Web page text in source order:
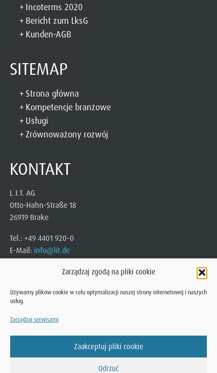
Zarządzaj zgodą na pliki cookie
Używamy plików cookie w celu optymalizacji naszej strony internetowej i naszych
usług.
Zarządzaj serwisami
Zaakceptuj pliki cookie
Odrzuć
Incoterms 2020
Bericht zum LksG
Kunden-AGB
SITEMAP
Strona główna
Kompetencje branżowe
Usługi
Zrównoważony rozwój
KONTAKT
L.I.T. AG
Otto-Hahn-Straße 18
26919 Brake
Tel.: +49 4401 920-0
E-Mail: info@lit.de
© 2025 L.I.T. AG
Otto-Hahn-Straße 18 · 26919 Brake